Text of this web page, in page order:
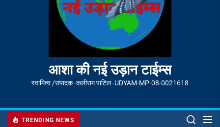
आशा की नई उड़ान टाईम्स
स्वामित्व /संपादक -कलीराम पाटिल -UDYAM-MP-08-0021618
TRENDING NEWS